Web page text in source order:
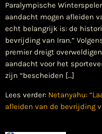
Paralympische
aandacht mogen afleiden
echt belangrijk is: de
bevrijding van Iran.”
premier dreigt
aandacht voor het
zijn “bescheiden […]
Lees verder: Netanyahu:
afleiden van de bevrijding